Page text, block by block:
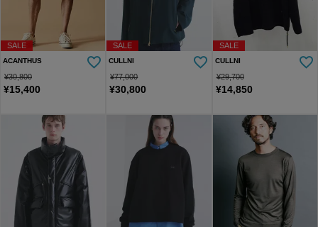
SALE
ACANTHUS
¥30,800
¥15,400
SALE
CULLNI
¥77,000
¥30,800
SALE
CULLNI
¥29,700
¥14,850